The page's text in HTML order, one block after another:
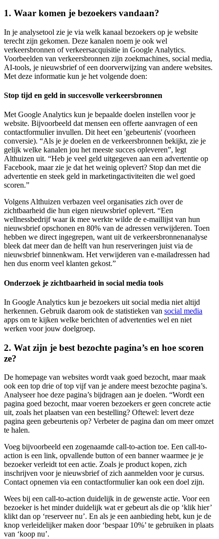
1. Waar komen je bezoekers vandaan?
In je analysetool zie je via welk kanaal bezoekers op je website
terecht zijn gekomen. Deze kanalen noem je ook wel
verkeersbronnen of verkeersacquisitie in Google Analytics.
Voorbeelden van verkeersbronnen zijn zoekmachines, social media,
AI-tools, je nieuwsbrief of een doorverwijzing van andere websites.
Met deze informatie kun je het volgende doen:
Stop tijd en geld in succesvolle verkeersbronnen
Met Google Analytics kun je bepaalde doelen instellen voor je
website. Bijvoorbeeld dat mensen een offerte aanvragen of een
contactformulier invullen. Dit heet een 'gebeurtenis' (voorheen
conversie). “Als je je doelen en de verkeersbronnen bekijkt, zie je
gelijk welke kanalen jou het meeste succes opleveren”, legt
Althuizen uit. “Heb je veel geld uitgegeven aan een advertentie op
Facebook, maar zie je dat het weinig oplevert? Stop dan met die
advertentie en steek geld in marketingactiviteiten die wel goed
scoren.”
Volgens Althuizen verbazen veel organisaties zich over de
zichtbaarheid die hun eigen nieuwsbrief oplevert. “Een
wellnessbedrijf waar ik mee werkte wilde de e-maillijst van hun
nieuwsbrief opschonen en 80% van de adressen verwijderen. Toen
hebben we direct ingegrepen, want uit de verkeersbronnenanalyse
bleek dat meer dan de helft van hun reserveringen juist via de
nieuwsbrief binnenkwam. Het verwijderen van e-mailadressen had
hen dus enorm veel klanten gekost.”
Onderzoek je zichtbaarheid in social media tools
In Google Analytics kun je bezoekers uit social media niet altijd
herkennen. Gebruik daarom ook de statistieken van social media
apps om te kijken welke berichten of advertenties wel en niet
werken voor jouw doelgroep.
2. Wat zijn je best bezochte pagina’s en hoe scoren
ze?
De homepage van websites wordt vaak goed bezocht, maar maak
ook een top drie of top vijf van je andere meest bezochte pagina’s.
Analyseer hoe deze pagina’s bijdragen aan je doelen. “Wordt een
pagina goed bezocht, maar voeren bezoekers er geen concrete actie
uit, zoals het plaatsen van een bestelling? Oftewel: levert deze
pagina geen gebeurtenis op? Verbeter de pagina dan om meer omzet
te halen.
Voeg bijvoorbeeld een zogenaamde call-to-action toe. Een call-to-
action is een link, opvallende button of een banner waarmee je je
bezoeker verleidt tot een actie. Zoals je product kopen, zich
inschrijven voor je nieuwsbrief of zich aanmelden voor je cursus.
Contact opnemen via een contactformulier kan ook een doel zijn.
Wees bij een call-to-action duidelijk in de gewenste actie. Voor een
bezoeker is het minder duidelijk wat er gebeurt als die op ‘klik hier’
klikt dan op ‘reserveer nu’. En als je een aanbieding hebt, kun je de
knop verleidelijker maken door ‘bespaar 10%’ te gebruiken in plaats
van ‘koop nu’.